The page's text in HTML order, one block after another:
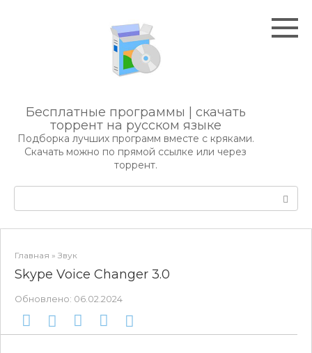
Бесплатные программы | скачать
торрент на русском языке
Подборка лучших программ вместе с кряками.
Скачать можно по прямой ссылке или через
торрент.
Главная » Звук
Skype Voice Changer 3.0
Обновлено: 06.02.2024